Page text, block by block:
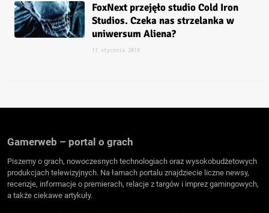
FoxNext przejęło studio Cold Iron
Studios. Czeka nas strzelanka w
uniwersum Aliena?
17 stycznia 2018
Gamerweb – portal o grach
Piszemy o grach, nowoczesnych technologiach oraz wysokobudżetowych
produkcjach telewizyjnych. Na łamach portalu znajdziecie liczne newsy,
recenzje, informacje o premierach, relacje z targów i imprez gamingowych,
a także ciekawe artykuły.